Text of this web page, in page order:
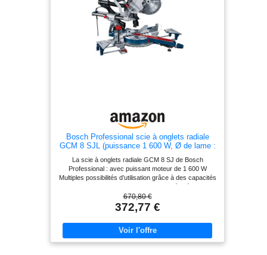
Bosch Professional scie à onglets radiale
GCM 8 SJL (puissance 1 600 W, Ø de lame :
La scie à onglets radiale GCM 8 SJ de Bosch
Professional : avec puissant moteur de 1 600 W
Multiples possibilités d’utilisation grâce à des capacités
de coupe horizontale et verticale élevées
Environnement de travail plus propre et plus sain car
sans poussières grâce au système d’aspiration en 2
points Design compact et léger : permet un transport
facile d’une seule main avec la poignée intégrée Livré
avec : GCM 8 SJL, 1 lame de scie circulaire (Optiline
Wood, 216 x 30 x 2,8 mm, 48 dents), serre-joint
670,80 €
372,77 €